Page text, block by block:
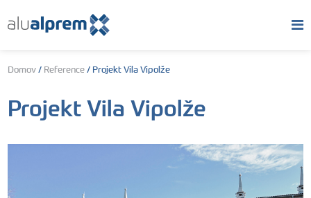
Domov/ Reference/ Projekt Vila Vipolže
Projekt Vila Vipolže